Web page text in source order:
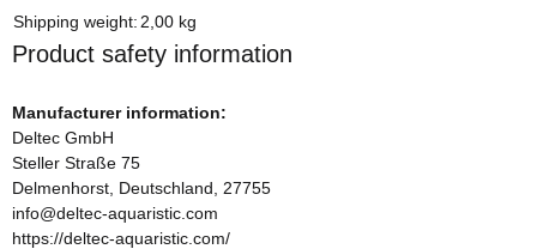
Item information
Value
Shipping weight: 2,00 kg
Product safety information
Manufacturer information:
Deltec GmbH
Steller Straße 75
Delmenhorst, Deutschland, 27755
info@deltec-aquaristic.com
https://deltec-aquaristic.com/